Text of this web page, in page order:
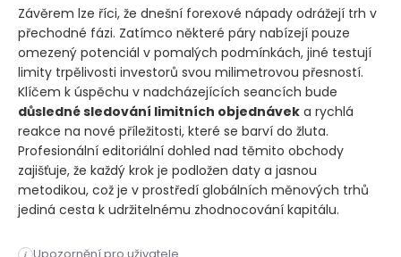
Závěrem lze říci, že dnešní forexové nápady odrážejí trh v
přechodné fázi. Zatímco některé páry nabízejí pouze
omezený potenciál v pomalých podmínkách, jiné testují
limity trpělivosti investorů svou milimetrovou přesností.
Klíčem k úspěchu v nadcházejících seancích bude
důsledné sledování limitních objednávek a rychlá
reakce na nové příležitosti, které se barví do žluta.
Profesionální editoriální dohled nad těmito obchody
zajišťuje, že každý krok je podložen daty a jasnou
metodikou, což je v prostředí globálních měnových trhů
jediná cesta k udržitelnému zhodnocování kapitálu.
i